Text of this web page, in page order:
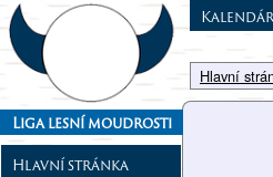
Liga lesní moudrosti
Hlavní stránka
Hlavní